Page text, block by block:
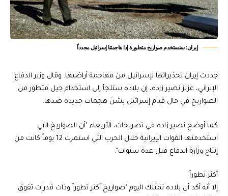
إيران: سنستخدم صواريخ متطورة إذا هاجمتنا إسرائيل مجدداً
جددت إيران تحذيراتها لإسرائيل من مهاجمة أراضيها. وقال وزير الدفاع
الإيراني، عزيز نصير زاده، إن بلاده ستلجأ إلى استخدام جيل متطور من
الصواريخ في حال قيام إسرائيل بشن هجمات جديدة ضدها.
كما أوضح نصير زاده في تصريحات، الأربعاء "أن الصواريخ التي
استخدمتها القوات الإيرانية خلال الحرب التي استمرت 12 يوماً كانت من
إنتاج وزارة الدفاع قبل عدة سنوات".
أكثر تطوراً
إلا أنه أكد أن بلاده تمتلك اليوم "صواريخ أكثر تطوراً وذات قدرات تفوق